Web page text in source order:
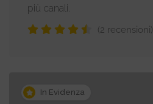
più canali.
(2 recensioni)
In Evidenza